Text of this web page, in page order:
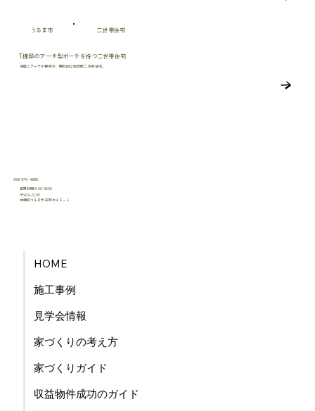
うるま市 二世帯住宅
T様邸のアーチ型ポーチを持つ二世帯住宅
塔屋とアーチが特徴の、開放的な南欧風二世帯住宅。
HOME
施工事例
見学会情報
家づくりの考え方
家づくりガイド
​収益物件成功のガイド
098-979-4888
営業時間:9:00-18:00
〒904-2205
沖縄県うるま市栄野比４５−１